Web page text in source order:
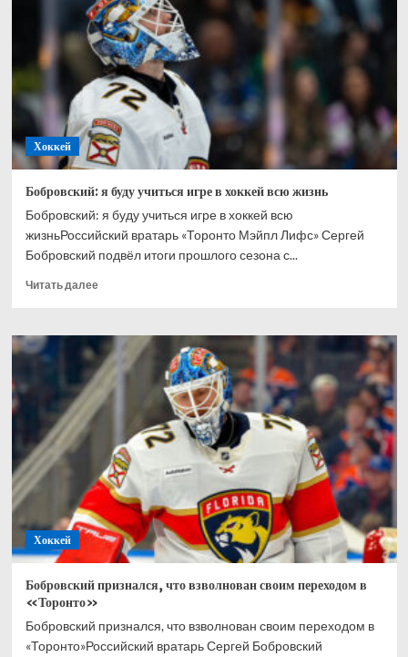
Ахтямове:
рад,
что
могу
способствовать
его
развитию
Хоккей
Бобровский: я буду учиться игре в хоккей всю жизнь
Бобровский: я буду учиться игре в хоккей всю
жизньРоссийский вратарь «Торонто Мэйпл Лифс» Сергей
Бобровский подвёл итоги прошлого сезона с...
Читать далееПрочитать
Бобровский:
буду
учиться
игре
хоккей
всю
жизнь
Хоккей
Бобровский признался, что взволнован своим переходом в
«Торонто»
Бобровский признался, что взволнован своим переходом в
«Торонто»Российский вратарь Сергей Бобровский